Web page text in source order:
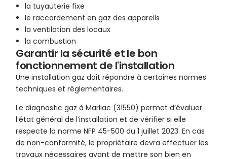
la tuyauterie fixe
le raccordement en gaz des appareils
la ventilation des locaux
la combustion
Garantir la sécurité et le bon
fonctionnement de l'installation
Une installation gaz doit répondre à certaines normes
techniques et réglementaires.
Le diagnostic gaz à Marliac (31550) permet d’évaluer
l’état général de l’installation et de vérifier si elle
respecte la norme NFP 45-500 du 1 juillet 2023. En cas
de non-conformité, le propriétaire devra effectuer les
travaux nécessaires avant de mettre son bien en